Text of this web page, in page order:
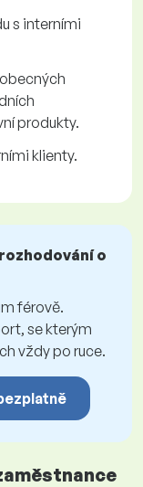
s interními
produkty.
klienty.
o
férově.
se kterým
vždy po ruce.